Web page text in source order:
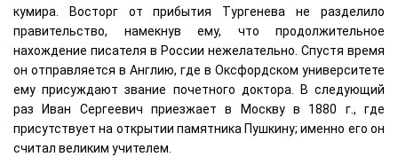
кумира. Восторг от прибытия Тургенева не разделило
правительство, намекнув ему, что продолжительное
нахождение писателя в России нежелательно. Спустя время
он отправляется в Англию, где в Оксфордском университете
ему присуждают звание почетного доктора. В следующий
раз Иван Сергеевич приезжает в Москву в 1880 г., где
присутствует на открытии памятника Пушкину; именно его он
считал великим учителем.